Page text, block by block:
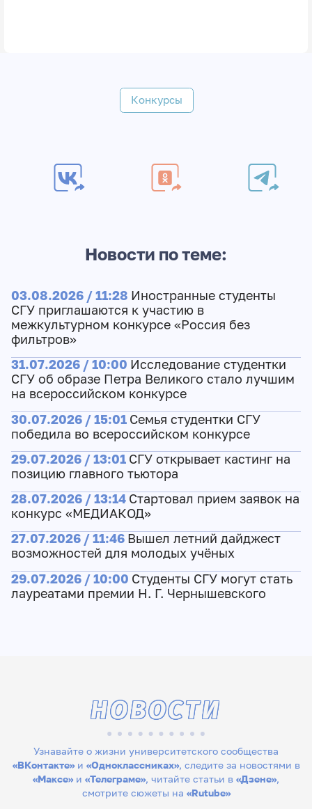
Конкурсы
Новости по теме:
03.08.2026 / 11:28 Иностранные студенты
СГУ приглашаются к участию в
межкультурном конкурсе «Россия без
фильтров»
31.07.2026 / 10:00 Исследование студентки
СГУ об образе Петра Великого стало лучшим
на всероссийском конкурсе
30.07.2026 / 15:01 Семья студентки СГУ
победила во всероссийском конкурсе
29.07.2026 / 13:01 СГУ открывает кастинг на
позицию главного тьютора
28.07.2026 / 13:14 Стартовал прием заявок на
конкурс «МЕДИАКОД»
27.07.2026 / 11:46 Вышел летний дайджест
возможностей для молодых учёных
29.07.2026 / 10:00 Студенты СГУ могут стать
лауреатами премии Н. Г. Чернышевского
Узнавайте о жизни университетского сообщества
«ВКонтакте»и «Одноклассниках», следите за новостями в
«Максе» и «Телеграме», читайте статьи в «Дзене»,
смотрите сюжеты на «Rutube»
НОВОСТИ